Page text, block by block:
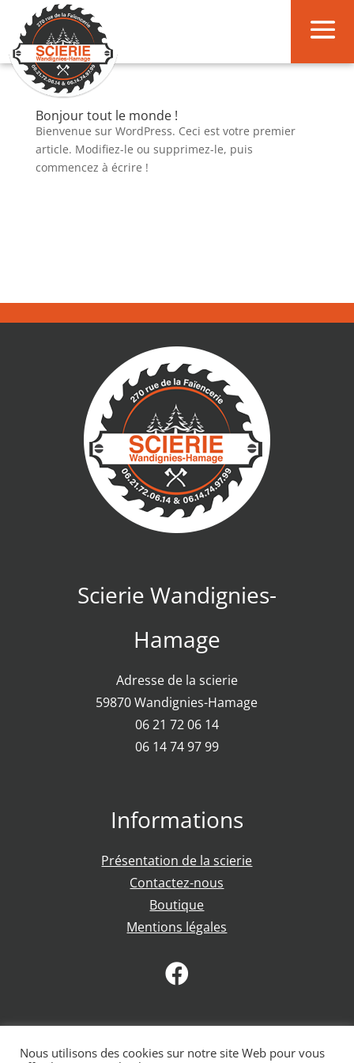
Bonjour tout le monde !
Bienvenue sur WordPress. Ceci est votre premier
article. Modifiez-le ou supprimez-le, puis
commencez à écrire !
Scierie Wandignies-
Hamage
Adresse de la scierie
59870 Wandignies-Hamage
06 21 72 06 14
06 14 74 97 99
Informations
Présentation de la scierie
Contactez-nous
Boutique
Mentions légales

Nos produits
Nous utilisons des cookies sur notre site Web pour vous